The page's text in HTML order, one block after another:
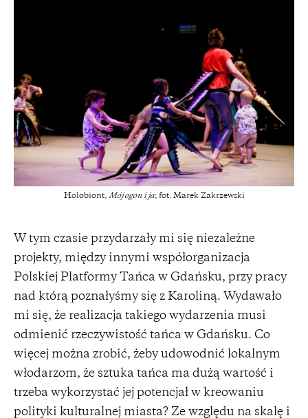
Holobiont, Mój ogon i ja; fot. Marek Zakrzewski
W tym czasie przydarzały mi się niezależne
projekty, między innymi współorganizacja
Polskiej Platformy Tańca w Gdańsku, przy pracy
nad którą poznałyśmy się z Karoliną. Wydawało
mi się, że realizacja takiego wydarzenia musi
odmienić rzeczywistość tańca w Gdańsku. Co
więcej można zrobić, żeby udowodnić lokalnym
włodarzom, że sztuka tańca ma dużą wartość i
trzeba wykorzystać jej potencjał w kreowaniu
polityki kulturalnej miasta? Ze względu na skalę i